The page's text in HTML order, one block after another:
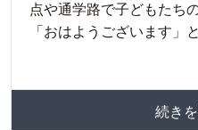
点や通学路で子どもたち
「おはようございます」
続き